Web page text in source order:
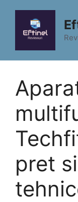
conținut
pret